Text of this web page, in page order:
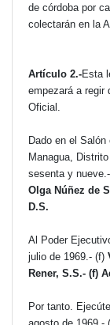
de córdoba por
colectarán en la
Artículo 2.-Esta
empezará a regir
Oficial.
Dado en el Salón
Managua,
sesenta y
Olga Núñez de
D.S.
Al Poder
julio de 1969.- (f)
Rener, S.S.- (f)
Por tanto.